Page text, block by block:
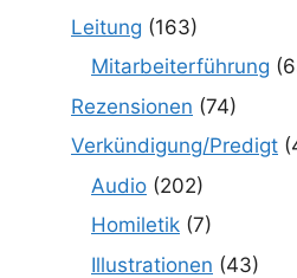
Leitung (163)
Mitarbeiterführung
Rezensionen (74)
Verkündigung/Predigt
Audio (202)
Homiletik (7)
Illustrationen (43)